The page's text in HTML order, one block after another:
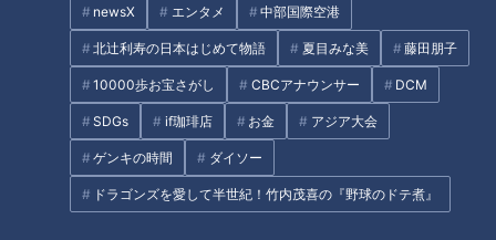
newsX エンタメ 中部国際空港
北辻利寿の日本はじめて物語 夏目みな美 藤田朋子
10000歩お宝さがし CBCアナウンサー DCM
SDGs if珈琲店 お金 アジア大会
ゲンキの時間 ダイソー
ドラゴンズを愛して半世紀！竹内茂喜の『野球のドテ煮』
で笑いを取れるか？パンサー向
井が高校で熱血指導
べるべき東海3県の町中華とは
（前編）
タグ
エンタメ THE TIME 斉藤初音
オススメ関連コンテンツ